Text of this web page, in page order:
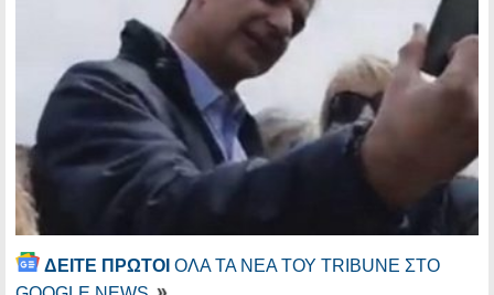
ΔΕΙΤΕ ΠΡΩΤΟΙ ΟΛΑ ΤΑ ΝΕΑ ΤΟΥ TRIBUNE ΣΤΟ